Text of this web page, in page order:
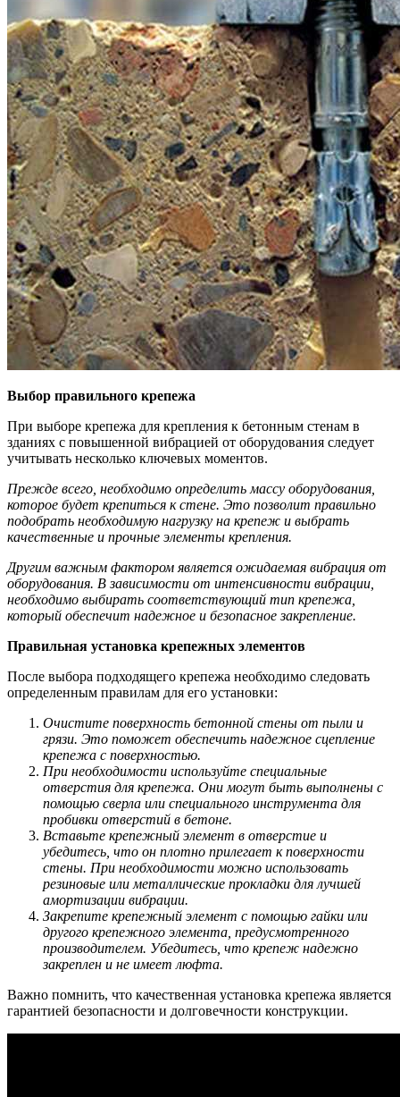
Выбор правильного крепежа
При выборе крепежа для крепления к бетонным стенам в
зданиях с повышенной вибрацией от оборудования следует
учитывать несколько ключевых моментов.
Прежде всего, необходимо определить массу оборудования,
которое будет крепиться к стене. Это позволит правильно
подобрать необходимую нагрузку на крепеж и выбрать
качественные и прочные элементы крепления.
Другим важным фактором является ожидаемая вибрация от
оборудования. В зависимости от интенсивности вибрации,
необходимо выбирать соответствующий тип крепежа,
который обеспечит надежное и безопасное закрепление.
Правильная установка крепежных элементов
После выбора подходящего крепежа необходимо следовать
определенным правилам для его установки:
Очистите поверхность бетонной стены от пыли и
грязи. Это поможет обеспечить надежное сцепление
крепежа с поверхностью.
При необходимости используйте специальные
отверстия для крепежа. Они могут быть выполнены с
помощью сверла или специального инструмента для
пробивки отверстий в бетоне.
Вставьте крепежный элемент в отверстие и
убедитесь, что он плотно прилегает к поверхности
стены. При необходимости можно использовать
резиновые или металлические прокладки для лучшей
амортизации вибрации.
Закрепите крепежный элемент с помощью гайки или
другого крепежного элемента, предусмотренного
производителем. Убедитесь, что крепеж надежно
закреплен и не имеет люфта.
Важно помнить, что качественная установка крепежа является
гарантией безопасности и долговечности конструкции.